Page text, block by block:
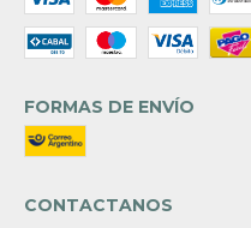
FORMAS DE ENVÍO
CONTACTANOS